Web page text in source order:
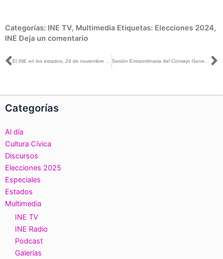
Categorías: INE TV, Multimedia Etiquetas: Elecciones 2024,
INE Deja un comentario
Ant El INE en los estados, 24 de noviembre de 2023 Sesión Extraordinaria del Consejo General, 25 de noviembre de 2023
Categorías
Al día
Cultura Cívica
Discursos
Elecciones 2025
Especiales
Estados
Multimedia
INE TV
INE Radio
Podcast
Galerías